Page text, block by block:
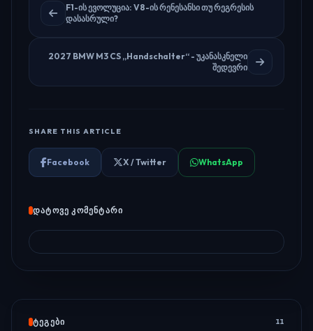
F1-ის ევოლუცია: V8-ის რენესანსი თუ რეგრესის
დასასრული?
2027 BMW M3 CS „Handschalter“ - უკანასკნელი
შედევრი
SHARE THIS ARTICLE
Facebook X / Twitter WhatsApp
ᲓᲐᲢᲝᲕᲔ ᲙᲝᲛᲔᲜᲢᲐᲠᲘ
ᲢᲔᲒᲔᲑᲘ 11